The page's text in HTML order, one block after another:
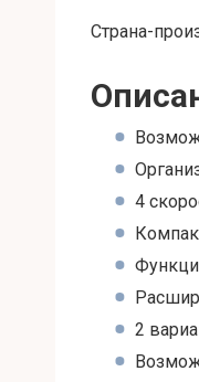
Страна-
4
2